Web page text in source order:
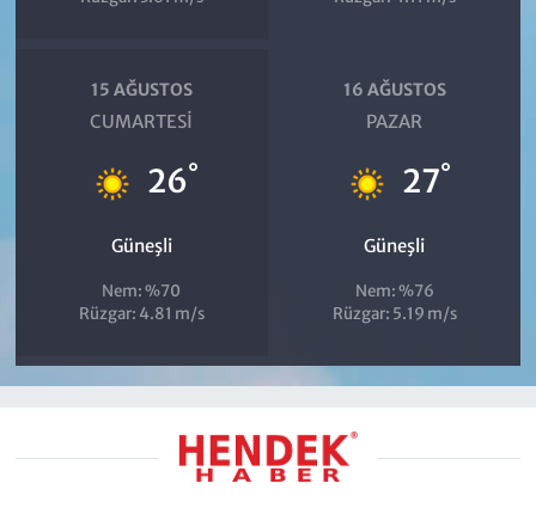
15 AĞUSTOS
CUMARTESI
26°
Güneşli
Nem: %70
Rüzgar: 4.81 m/s
16 AĞUSTOS
PAZAR
27°
Güneşli
Nem: %76
Rüzgar: 5.19 m/s